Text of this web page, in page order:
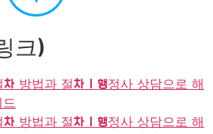
크)
차 방법과 절차 | 행정사 상담으로 해
드
차 방법과 절차 | 행정사 상담으로 해